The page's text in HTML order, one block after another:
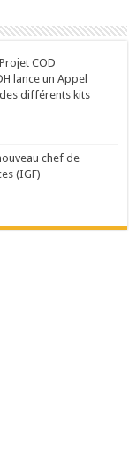
COD
lance un Appel
différents kits
chef de
(IGF)